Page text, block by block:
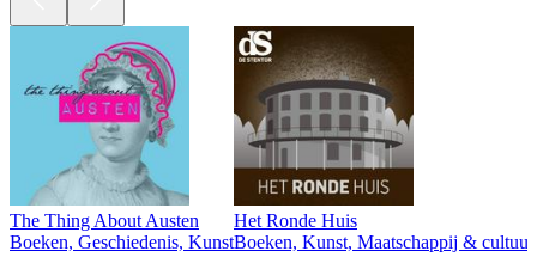
The Thing About Austen
Boeken, Geschiedenis, Kunst
Het Ronde Huis
Boeken, Kunst, Maatschappij &